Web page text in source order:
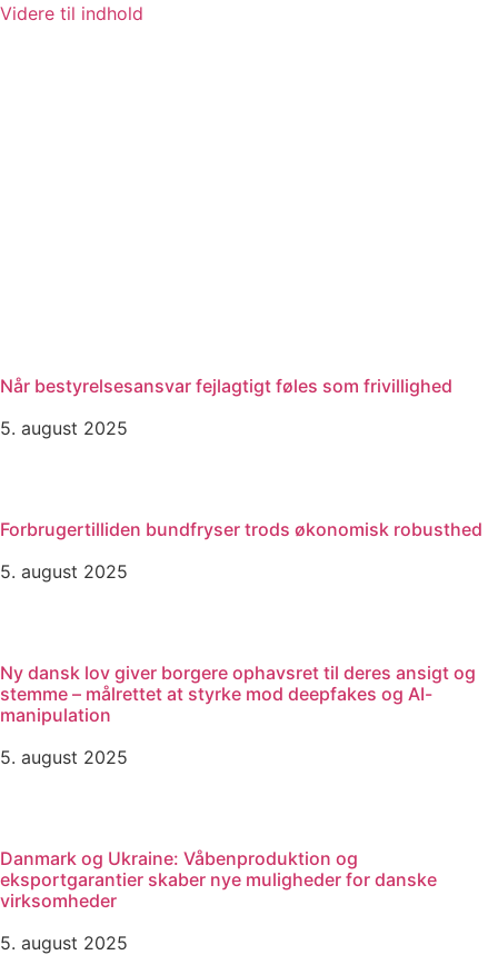
Videre til indhold
Når bestyrelsesansvar fejlagtigt føles som frivillighed
5. august 2025
Forbrugertilliden bundfryser trods økonomisk robusthed
5. august 2025
Ny dansk lov giver borgere ophavsret til deres ansigt og
stemme – målrettet at styrke mod deepfakes og AI-
manipulation
5. august 2025
Danmark og Ukraine: Våbenproduktion og
eksportgarantier skaber nye muligheder for danske
virksomheder
5. august 2025